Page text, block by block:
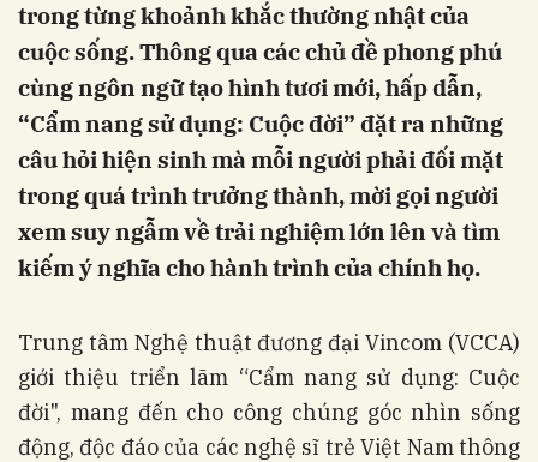
trong từng khoảnh khắc thường nhật của
cuộc sống. Thông qua các chủ đề phong phú
cùng ngôn ngữ tạo hình tươi mới, hấp dẫn,
“Cẩm nang sử dụng: Cuộc đời” đặt ra những
câu hỏi hiện sinh mà mỗi người phải đối mặt
trong quá trình trưởng thành, mời gọi người
xem suy ngẫm về trải nghiệm lớn lên và tìm
kiếm ý nghĩa cho hành trình của chính họ.
Trung tâm Nghệ thuật đương đại Vincom (VCCA)
giới thiệu triển lãm “Cẩm nang sử dụng: Cuộc
đời", mang đến cho công chúng góc nhìn sống
động, độc đáo của các nghệ sĩ trẻ Việt Nam thông